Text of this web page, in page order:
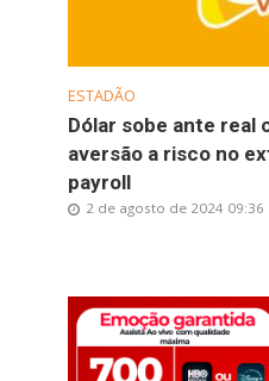
ESTADÃO
Dólar sobe ante real
aversão a risco no
payroll
2 de agosto de 2024 09:36